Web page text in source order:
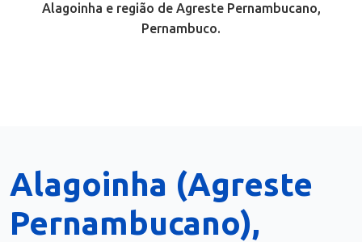
Alagoinha e região de Agreste Pernambucano,
Pernambuco.
Alagoinha (Agreste
Pernambucano),